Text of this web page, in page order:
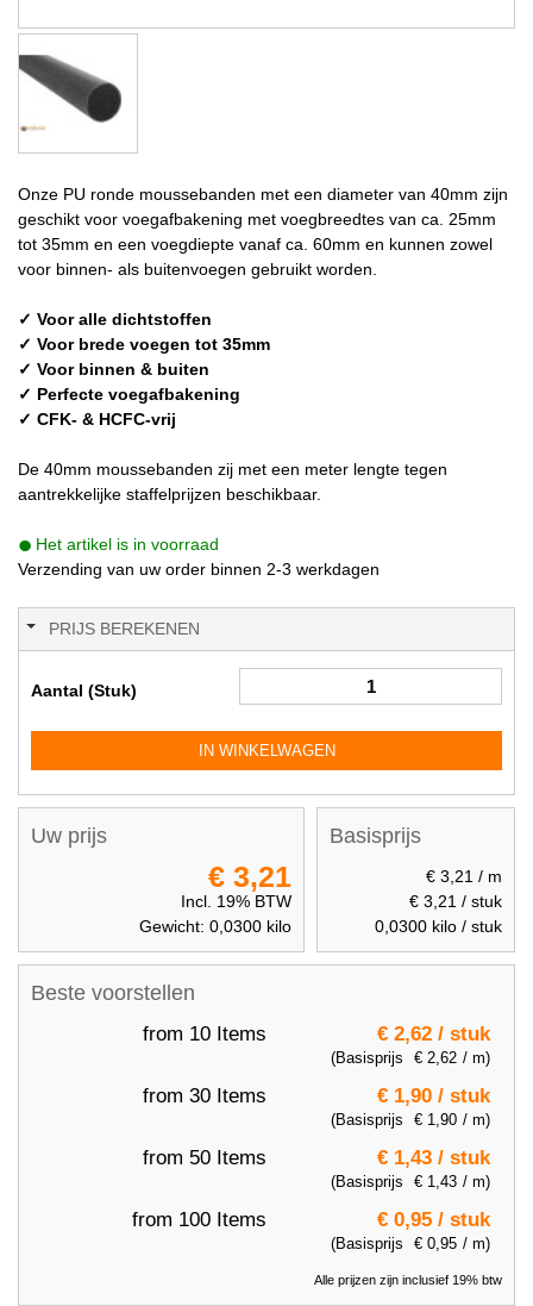
Onze PU ronde moussebanden met een diameter van 40mm zijn
geschikt voor voegafbakening met voegbreedtes van ca. 25mm
tot 35mm en een voegdiepte vanaf ca. 60mm en kunnen zowel
voor binnen- als buitenvoegen gebruikt worden.
✓ Voor alle dichtstoffen
✓ Voor brede voegen tot 35mm
✓ Voor binnen & buiten
✓ Perfecte voegafbakening
✓ CFK- & HCFC-vrij
De 40mm moussebanden zij met een meter lengte tegen
aantrekkelijke staffelprijzen beschikbaar.
Het artikel is in voorraad
Verzending van uw order binnen 2-3 werkdagen
PRIJS BEREKENEN
Aantal (Stuk)
IN WINKELWAGEN
Beste voorstellen
from 10 Items € 2,62 / stuk
(Basisprijs € 2,62 / m)
from 30 Items € 1,90 / stuk
(Basisprijs € 1,90 / m)
from 50 Items € 1,43 / stuk
(Basisprijs € 1,43 / m)
from 100 Items € 0,95 / stuk
(Basisprijs € 0,95 / m)
Alle prijzen zijn inclusief 19% btw
Basisprijs
€ 3,21 / m
€ 3,21 / stuk
0,0300 kilo / stuk
Uw prijs
€ 3,21
Incl. 19% BTW
Gewicht: 0,0300kilo